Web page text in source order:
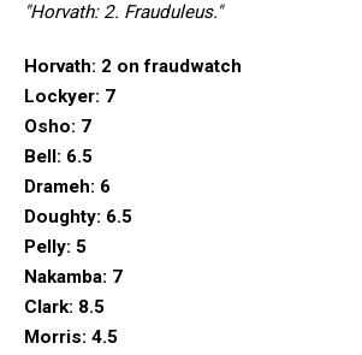
"Horvath: 2. Frauduleus."
Horvath: 2 on fraudwatch
Lockyer: 7
Osho: 7
Bell: 6.5
Drameh: 6
Doughty: 6.5
Pelly: 5
Nakamba: 7
Clark: 8.5
Morris: 4.5